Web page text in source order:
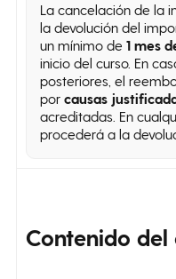
La cancelación de la
la devolución del
un mínimo de 1 mes
inicio del curso. En
posteriores, el
por causas
acreditadas. En
procederá a la
Contenido del